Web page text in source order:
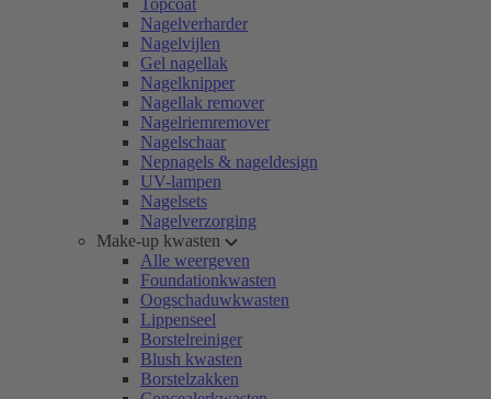
Topcoat
Nagelverharder
Nagelvijlen
Gel nagellak
Nagelknipper
Nagellak remover
Nagelriemremover
Nagelschaar
Nepnagels & nageldesign
UV-lampen
Nagelsets
Nagelverzorging
Make-up kwasten
Alle weergeven
Foundationkwasten
Oogschaduwkwasten
Lippenseel
Borstelreiniger
Blush kwasten
Borstelzakken